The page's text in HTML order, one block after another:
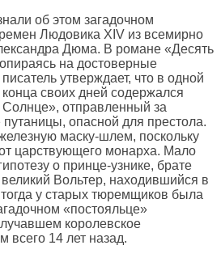
об этом загадочном
Людовика XIV из всемирно
Дюма. В романе «Десять
опираясь на достоверные
утверждает, что в одной
своих дней содержался
отправленный за
опасной для престола.
маску-шлем, поскольку
царствующего монарха. Мало
о принце-узнике, брате
Вольтер, находившийся в
у старых тюремщиков была
«постояльце»
королевское
14 лет назад.